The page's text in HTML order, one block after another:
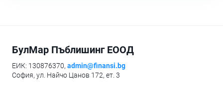
БулМар Пъблишинг ЕООД
ЕИК: 130876370, admin@finansi.bg
София, ул. Найчо Цанов 172, ет. 3